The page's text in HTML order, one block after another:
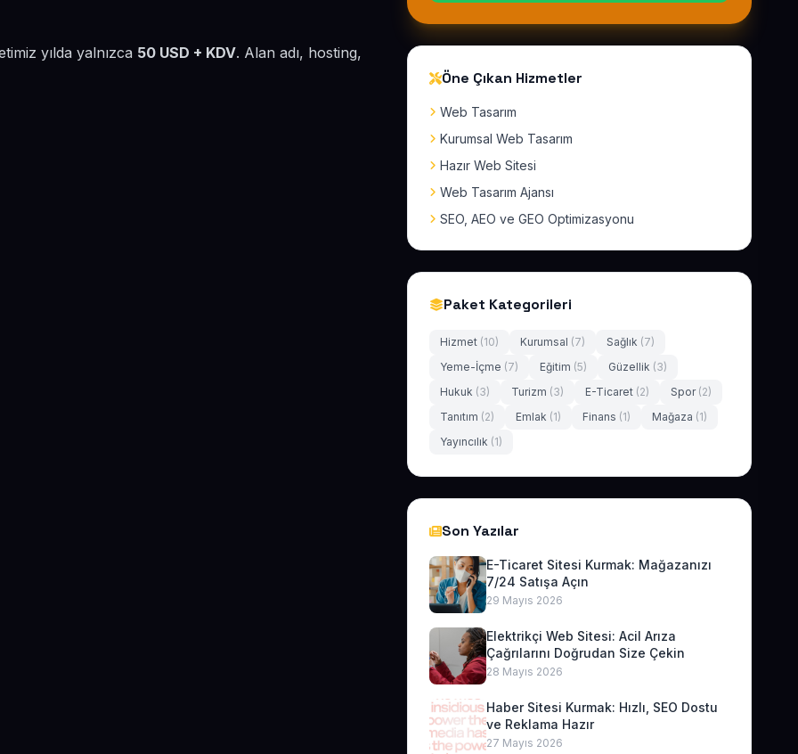
yılda yalnızca 50 USD + KDV. Alan adı, hosting,
Öne Çıkan Hizmetler
Web Tasarım
Kurumsal Web Tasarım
Hazır Web Sitesi
Web Tasarım Ajansı
SEO, AEO ve GEO Optimizasyonu
Paket Kategorileri
Hizmet (10) Kurumsal (7) Sağlık (7)
Yeme-İçme (7) Eğitim (5) Güzellik (3)
Hukuk (3) Turizm (3) E-Ticaret (2) Spor (2)
Tanıtım (2) Emlak (1) Finans (1) Mağaza (1)
Yayıncılık (1)
Son Yazılar
E-Ticaret Sitesi Kurmak: Mağazanızı
7/24 Satışa Açın
29 Mayıs 2026
Elektrikçi Web Sitesi: Acil Arıza
Çağrılarını Doğrudan Size Çekin
28 Mayıs 2026
Haber Sitesi Kurmak: Hızlı, SEO Dostu
ve Reklama Hazır
27 Mayıs 2026